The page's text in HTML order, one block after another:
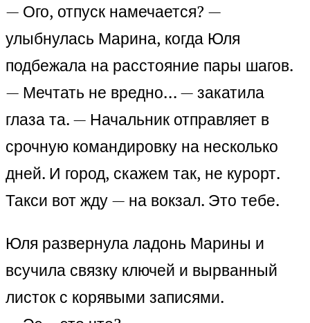
— Ого, отпуск намечается? —
улыбнулась Марина, когда Юля
подбежала на расстояние пары шагов.
— Мечтать не вредно… — закатила
глаза та. — Начальник отправляет в
срочную командировку на несколько
дней. И город, скажем так, не курорт.
Такси вот жду — на вокзал. Это тебе.
Юля развернула ладонь Марины и
всучила связку ключей и вырванный
листок с корявыми записями.